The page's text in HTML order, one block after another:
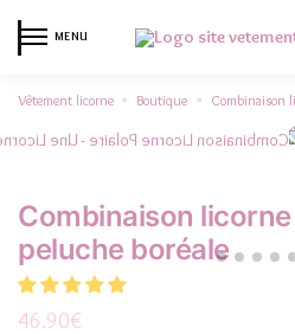
MENU
Vêtement licorne » Boutique » Combinaison
Combinaison
peluche boréale
46.90€